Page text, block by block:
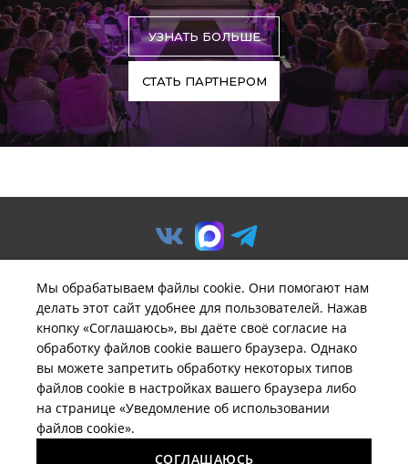
УЗНАТЬ БОЛЬШЕ
СТАТЬ ПАРТНЕРОМ
© ООО «Предприятие «Удача».
Политика обработки
персональных данных
Вся информация на сайтеbrelil-russia.ruимеет
исключительно информационный характер и не может
быть определена как публичная оферта ни при каких
обстоятельствах.
Мы обрабатываем файлы cookie. Они помогают нам
делать этот сайт удобнее для пользователей. Нажав
кнопку «Соглашаюсь», вы даёте своё согласие на
обработку файлов cookie вашего браузера. Однако
вы можете запретить обработку некоторых типов
файлов cookie в настройках вашего браузера либо
на странице «Уведомление об использовании
файлов cookie».
СОГЛАШАЮСЬ